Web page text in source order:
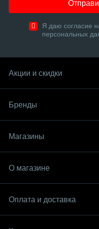
Я даю согласие
персональных
Акции и скидки
Бренды
Магазины
О магазине
Оплата и доставка